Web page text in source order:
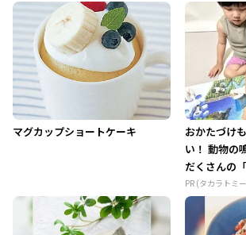
マグカップショートケーキ
おかたづけ
い！ 動物の
だくさんの
PR (タカラトミ